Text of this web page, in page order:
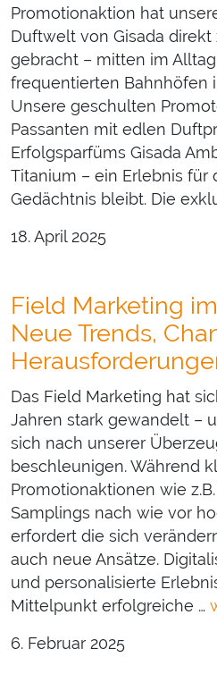
Promotionaktion hat
Duftwelt von Gisada
gebracht – mitten im
frequentierten Bahnhöfen
Unsere geschulten
Passanten mit edlen
Erfolgsparfüms Gisada
Titanium – ein Erlebnis für
Gedächtnis bleibt. Die
18. April 2025
Field Marketing
Neue Trends,
Das Field Marketing hat
Jahren stark gewandelt –
sich nach unserer
beschleunigen. Während
Promotionaktionen wie
Samplings nach wie vor
erfordert die sich
auch neue Ansätze.
und personalisierte
Mittelpunkt erfolgreiche …
6. Februar 2025